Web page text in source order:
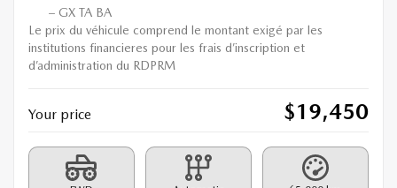
– GX TA BA
Le prix du véhicule comprend le montant exigé par les
institutions financieres pour les frais d’inscription et
d’administration du RDPRM
Your price $19,450